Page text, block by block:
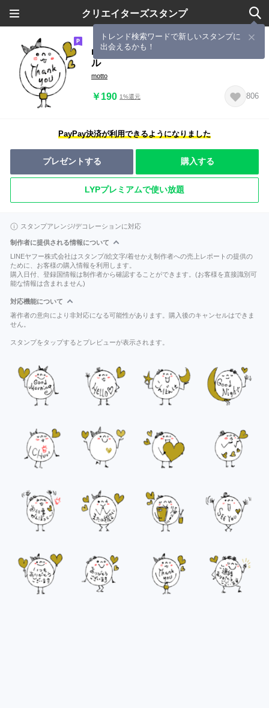
クリエイターズスタンプ
トレンド検索ワードで新しいスタンプに
出会えるかも！
mottoの大人っぽいスタンプ♡シンプ
ル
motto
￥190 1%還元 806
PayPay決済が利用できるようになりました
プレゼントする 購入する
LYPプレミアムで使い放題
スタンプアレンジ/デコレーションに対応
制作者に提供される情報について
LINEヤフー株式会社はスタンプ/絵文字/着せかえ制作者への売上レポートの提供の
ために、お客様の購入情報を利用します。
購入日付、登録国情報は制作者から確認することができます。(お客様を直接識別可
能な情報は含まれません)
対応機能について
著作者の意向により非対応になる可能性があります。購入後のキャンセルはできま
せん。
スタンプをタップするとプレビューが表示されます。